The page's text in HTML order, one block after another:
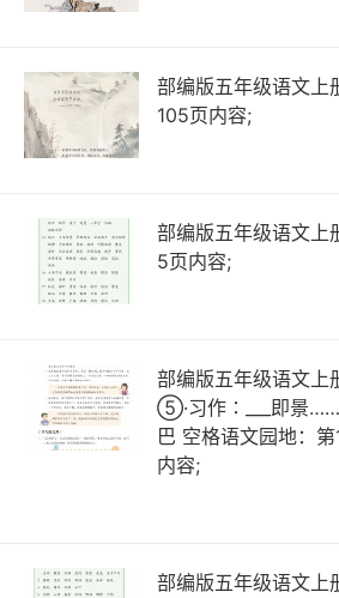
部编版五年级语文上
105页内容;
部编版五年级语文上
5页内容;
部编版五年级语文上
⑤·习作∶___即景
巴 空格语文园地：
内容;
部编版五年级语文上